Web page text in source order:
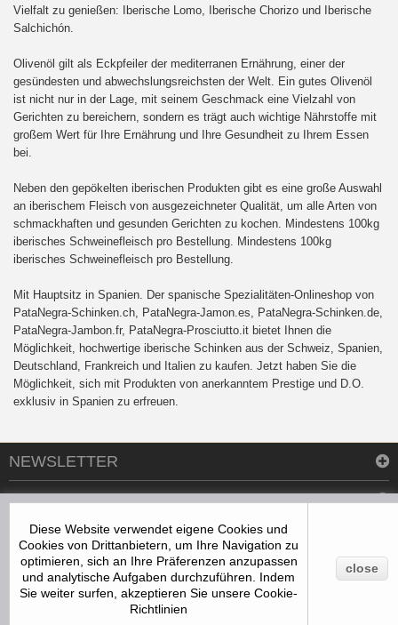
Vielfalt zu genießen: Iberische Lomo, Iberische Chorizo und Iberische
Salchichón.
Olivenöl gilt als Eckpfeiler der mediterranen Ernährung, einer der
gesündesten und abwechslungsreichsten der Welt. Ein gutes Olivenöl
ist nicht nur in der Lage, mit seinem Geschmack eine Vielzahl von
Gerichten zu bereichern, sondern es trägt auch wichtige Nährstoffe mit
großem Wert für Ihre Ernährung und Ihre Gesundheit zu Ihrem Essen
bei.
Neben den gepökelten iberischen Produkten gibt es eine große Auswahl
an iberischem Fleisch von ausgezeichneter Qualität, um alle Arten von
schmackhaften und gesunden Gerichten zu kochen. Mindestens 100kg
iberisches Schweinefleisch pro Bestellung. Mindestens 100kg
iberisches Schweinefleisch pro Bestellung.
Mit Hauptsitz in Spanien. Der spanische Spezialitäten-Onlineshop von
PataNegra-Schinken.ch, PataNegra-Jamon.es, PataNegra-Schinken.de,
PataNegra-Jambon.fr, PataNegra-Prosciutto.it bietet Ihnen die
Möglichkeit, hochwertige iberische Schinken aus der Schweiz, Spanien,
Deutschland, Frankreich und Italien zu kaufen. Jetzt haben Sie die
Möglichkeit, sich mit Produkten von anerkanntem Prestige und D.O.
exklusiv in Spanien zu erfreuen.
NEWSLETTER
INFORMATION
KAUFEN SIE JAMÓN IBÉRICO SCHINKEN
KONTAKTIEREN SIE UNS
Diese Website verwendet eigene Cookies und
Cookies von Drittanbietern, um Ihre Navigation zu
optimieren, sich an Ihre Präferenzen anzupassen
und analytische Aufgaben durchzuführen. Indem
Sie weiter surfen, akzeptieren Sie unsere Cookie-
Richtlinien
close